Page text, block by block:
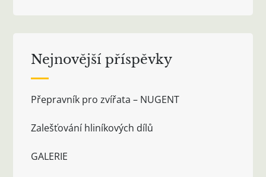
Nejnovější příspěvky
Přepravník pro zvířata – NUGENT
Zalešťování hliníkových dílů
GALERIE